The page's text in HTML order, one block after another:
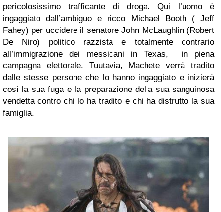
pericolosissimo trafficante di droga. Qui l’uomo è
ingaggiato dall’ambiguo e ricco Michael Booth ( Jeff
Fahey) per uccidere il senatore John McLaughlin (Robert
De Niro) politico razzista e totalmente contrario
all’immigrazione dei messicani in Texas, in piena
campagna elettorale. Tuutavia, Machete verrà tradito
dalle stesse persone che lo hanno ingaggiato e inizierà
così la sua fuga e la preparazione della sua sanguinosa
vendetta contro chi lo ha tradito e chi ha distrutto la sua
famiglia.